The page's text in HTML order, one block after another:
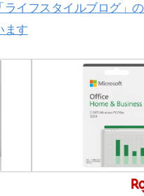
ライフスタイルブログ」
ます